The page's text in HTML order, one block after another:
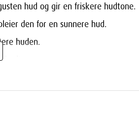
hud og gir en friskere hudtone.
den for en sunnere hud.
huden.